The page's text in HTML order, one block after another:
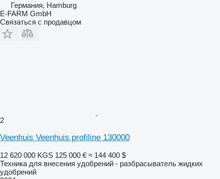
Германия, Hamburg
E-FARM GmbH
Связаться с продавцом
2
Veenhuis Veenhuis profiline 130000
12 620 000 KGS 125 000 € ≈ 144 400 $
Техника для внесения удобрений - разбрасыватель жидких
удобрений